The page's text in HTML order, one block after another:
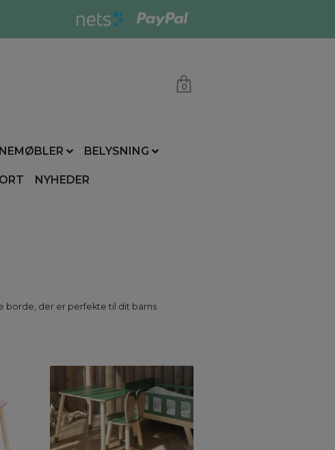
0
BELYSNING
NYHEDER
borde, der er perfekte til dit barns